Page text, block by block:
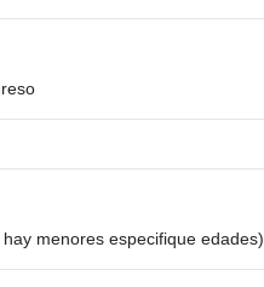
menores especifique edades)